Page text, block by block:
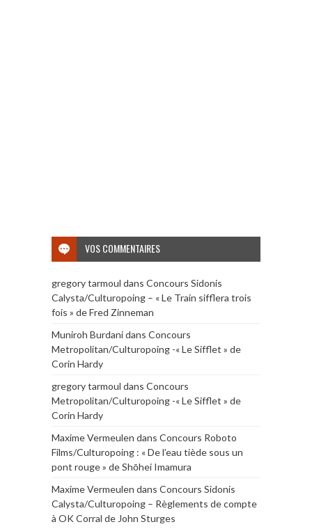
VOS COMMENTAIRES
gregory tarmoul dans Concours Sidonis
Calysta/Culturopoing – « Le Train sifflera trois
fois » de Fred Zinneman
Muniroh Burdanidans Concours
Metropolitan/Culturopoing -« Le Sifflet » de
Corin Hardy
gregory tarmoul dans Concours
Metropolitan/Culturopoing -« Le Sifflet » de
Corin Hardy
Maxime Vermeulen dans Concours Roboto
Films/Culturopoing : « De l’eau tiède sous un
pont rouge » de Shōhei Imamura
Maxime Vermeulen dans Concours Sidonis
Calysta/Culturopoing – Règlements de compte
à OK Corral de John Sturges